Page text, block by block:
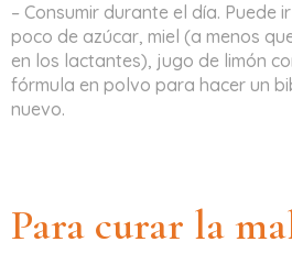
– Consumir durante el día. Puede
poco de azúcar, miel (a menos
en los lactantes), jugo de limón
fórmula en polvo para hacer un
nuevo.
Para curar la